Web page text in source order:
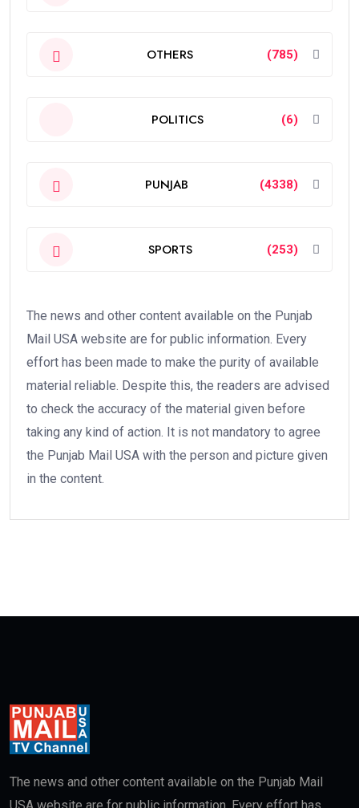
OTHERS (785)
POLITICS (6)
PUNJAB (4338)
SPORTS (253)
The news and other content available on the Punjab
Mail USA website are for public information. Every
effort has been made to make the purity of available
material reliable. Despite this, the readers are advised
to check the accuracy of the material given before
taking any kind of action. It is not mandatory to agree
the Punjab Mail USA with the person and picture given
in the content.
The news and other content available on the Punjab Mail